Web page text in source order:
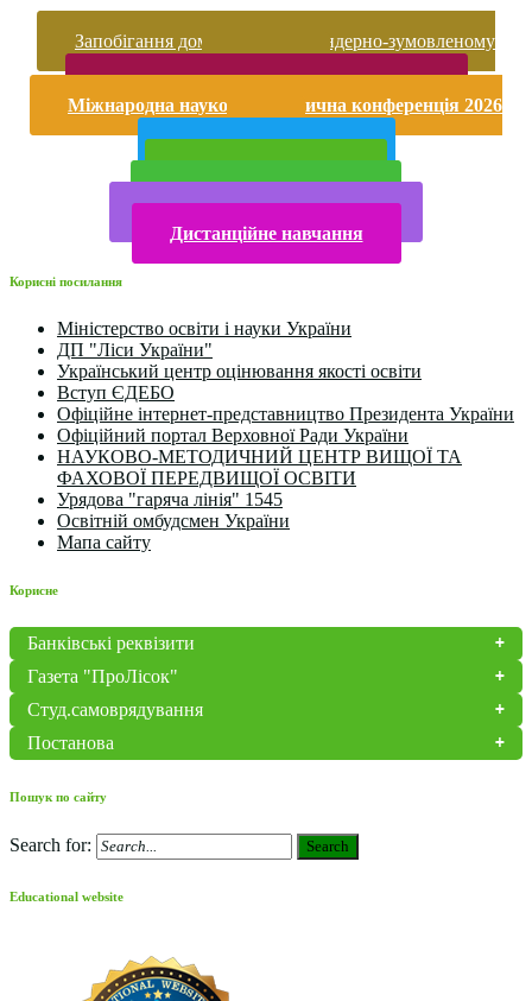
Запобігання домашньому та гендерно-зумовленому
Міжнародна науково-практична конференція 2026
Дистанційне навчання
Корисні посилання
Міністерство освіти і науки України
ДП "Ліси України"
Український центр оцінювання якості освіти
Вступ ЄДЕБО
Офіційне інтернет-представництво Президента України
Офіційний портал Верховної Ради України
НАУКОВО-МЕТОДИЧНИЙ ЦЕНТР ВИЩОЇ ТА
ФАХОВОЇ ПЕРЕДВИЩОЇ ОСВІТИ
Урядова "гаряча лінія" 1545
Освітній омбудсмен України
Мапа сайту
Корисне
Банківські реквізити
Газета "ПроЛісок"
Студ.самоврядування
Постанова
Пошук по сайту
Search for: Search
Educational website